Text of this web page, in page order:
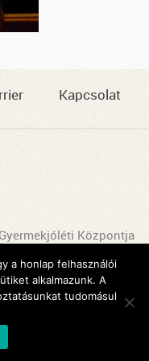
Kapcsolat
Központja
Kreatív Vonalak
a honlap felhasználói
alkalmazunk. A
tudomásul